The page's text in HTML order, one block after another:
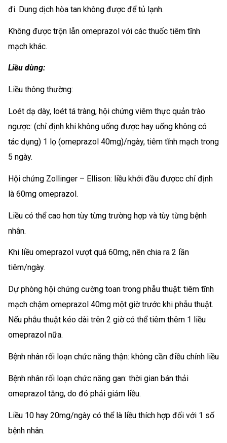
đi. Dung dịch hòa tan không được để tủ lạnh.
Không được trộn lẫn omeprazol với các thuốc tiêm tĩnh
mạch khác.
Liều dùng:
Liều thông thường:
Loét dạ dày, loét tá tràng, hội chứng viêm thực quản trào
ngược: (chỉ định khi không uống được hay uống không có
tác dụng) 1 lọ (omeprazol 40mg)/ngày, tiêm tĩnh mạch trong
5 ngày.
Hội chứng Zollinger – Ellison: liều khởi đầu đượcc chỉ định
là 60mg omeprazol.
Liều có thể cao hơn tùy từng trường hợp và tùy từng bệnh
nhân.
Khi liều omeprazol vượt quá 60mg, nên chia ra 2 lần
tiêm/ngày.
Dự phòng hội chứng cường toan trong phẫu thuật: tiêm tĩnh
mạch chậm omeprazol 40mg một giờ trước khi phẫu thuật.
Nếu phẫu thuật kéo dài trên 2 giờ có thể tiêm thêm 1 liều
omeprazol nữa.
Bệnh nhân rối loạn chức năng thận: không cần điều chỉnh liều
Bệnh nhân rối loạn chức năng gan: thời gian bán thải
omeprazol tăng, do đó phải giảm liều.
Liều 10 hay 20mg/ngày có thể là liều thích hợp đối với 1 số
bệnh nhân.